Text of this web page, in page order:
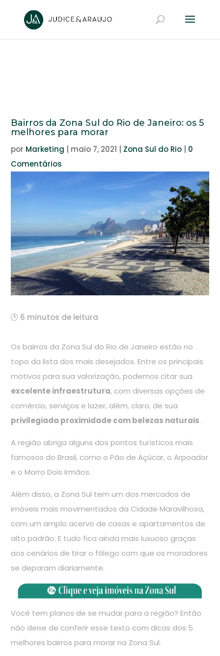
Bairros da Zona Sul do Rio de Janeiro: os 5
melhores para morar
por Marketing maio 7, 2021 Zona Sul do Rio
0
Comentários
🕑 6 minutos de leitura
Os bairros da Zona Sul do Rio de Janeiro estão no
topo da lista dos mais desejados. Entre os principais
motivos para sua valorização, podemos citar sua
excelente infraestrutura, com diversas opções de
comércio, serviços e lazer, além, claro, de sua
privilegiada proximidade com belezas naturais.
A região abriga alguns dos pontos turísticos mais
famosos do Brasil, como o Pão de Açúcar, o Arpoador
e o Morro Dois Irmãos.
Além disso, a Zona Sul tem um dos mercados de
imóveis mais movimentados da Cidade Maravilhosa,
com um amplo acervo de casas e apartamentos de
alto padrão. E tudo fica ainda mais luxuoso graças
aos cenários de tirar o fôlego com que os moradores
se deparam diariamente.
Você tem planos de se mudar para a região? Então
não deixe de conferir esse texto com dicas dos 5
melhores bairros para morar na Zona Sul.